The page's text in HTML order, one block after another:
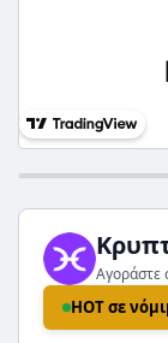
Αγοράστε
HOT σε